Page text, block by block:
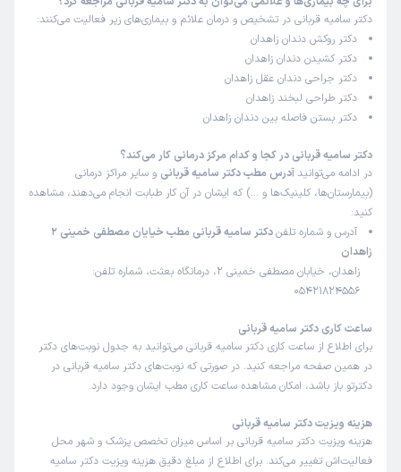
دکتر سامیه قربانی در تشخیص و درمان علائم و بیماری‌های زیر فعالیت می‌کنند:
دکتر روکش دندان زاهدان
دکتر کشیدن دندان زاهدان
دکتر جراحی دندان عقل زاهدان
دکتر طراحی لبخند زاهدان
دکتر بستن فاصله بین دندان زاهدان
دکتر سامیه قربانی در کجا و کدام مرکز درمانی کار می‌کند؟
در ادامه می‌توانید آدرس مطب دکتر سامیه قربانی و سایر مراکز درمانی
(بیمارستان‌ها، کلینیک‌ها و …) که ایشان در آن کار طبابت انجام می‌دهند، مشاهده
کنید:
آدرس و شماره تلفن
دکتر سامیه قربانی مطب خیایان مصطفی خمینی 2
زاهدان
زاهدان، خیابان مصطفی خمینی 2، درمانگاه بعثت، شماره تلفن:
05421824556
ساعت کاری دکتر سامیه قربانی
برای اطلاع از ساعت کاری دکتر سامیه قربانی می‌توانید به جدول نوبت‌های دکتر
در همین صفحه مراجعه کنید. در صورتی که نوبت‌های دکتر سامیه قربانی در
دکترتو باز باشد، امکان مشاهده ساعت کاری مطب ایشان وجود دارد.
هزینه ویزیت دکتر سامیه قربانی
هزینه ویزیت دکتر سامیه قربانی بر اساس میزان تخصص پزشک و شهر محل
فعالیت‌اش تغییر می‌کند. برای اطلاع از مبلغ دقیق هزینه ویزیت دکتر سامیه